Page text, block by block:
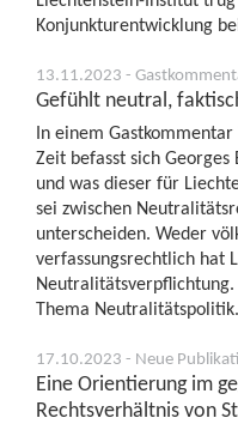
Konjunkturentwicklung
13.11.2023 -
Gefühlt neutral,
In einem
Zeit befasst sich
und was dieser für
sei zwischen
unterscheiden. Weder
verfassungsrechtlich hat
Thema Neutralitätspolitik.
17.10.2023 - Neue
Eine Orientierung im
Rechtsverhältnis von